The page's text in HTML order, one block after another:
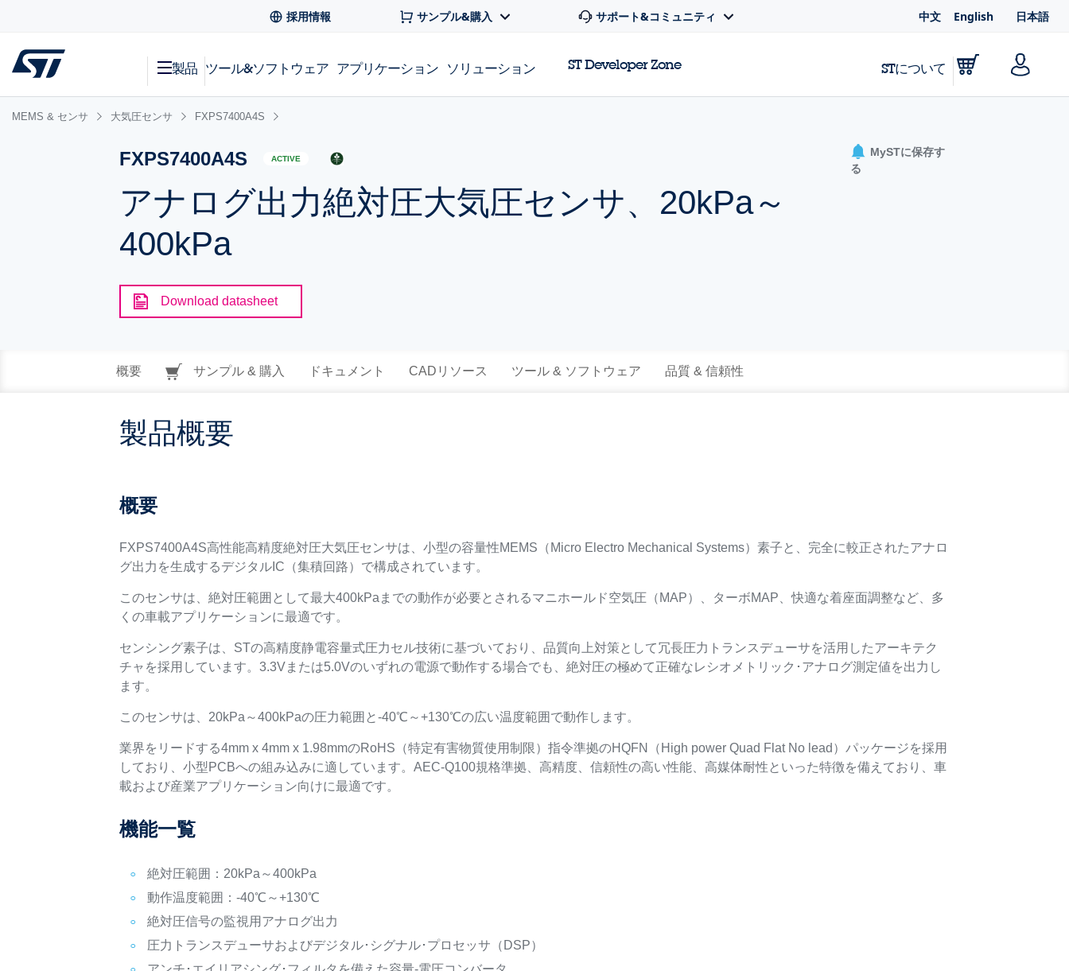
採用情報 サンプル&購入 サポート&コミュニティ 中文 English 日本語
製品 ツール&ソフトウェア アプリケーション ソリューション ST Developer Zone STについて
MEMS & センサ 大気圧センサ FXPS7400A4S
FXPS7400A4S ACTIVE
アナログ出力絶対圧大気圧センサ、20kPa～
400kPa
MySTに保存す
る
Download datasheet
概要 サンプル & 購入 ドキュメント CADリソース ツール & ソフトウェア 品質 & 信頼性
製品概要
概要
FXPS7400A4S高性能高精度絶対圧大気圧センサは、小型の容量性MEMS（Micro Electro Mechanical Systems）素子と、完全に較正されたアナロ
グ出力を生成するデジタルIC（集積回路）で構成されています。
このセンサは、絶対圧範囲として最大400kPaまでの動作が必要とされるマニホールド空気圧（MAP）、ターボMAP、快適な着座面調整など、多
くの車載アプリケーションに最適です。
センシング素子は、STの高精度静電容量式圧力セル技術に基づいており、品質向上対策として冗長圧力トランスデューサを活用したアーキテク
チャを採用しています。3.3Vまたは5.0Vのいずれの電源で動作する場合でも、絶対圧の極めて正確なレシオメトリック･アナログ測定値を出力し
ます。
このセンサは、20kPa～400kPaの圧力範囲と-40℃～+130℃の広い温度範囲で動作します。
業界をリードする4mm x 4mm x 1.98mmのRoHS（特定有害物質使用制限）指令準拠のHQFN（High power Quad Flat No lead）パッケージを採用
しており、小型PCBへの組み込みに適しています。AEC-Q100規格準拠、高精度、信頼性の高い性能、高媒体耐性といった特徴を備えており、車
載および産業アプリケーション向けに最適です。
機能一覧
絶対圧範囲：20kPa～400kPa
動作温度範囲：-40℃～+130℃
絶対圧信号の監視用アナログ出力
圧力トランスデューサおよびデジタル･シグナル･プロセッサ（DSP）